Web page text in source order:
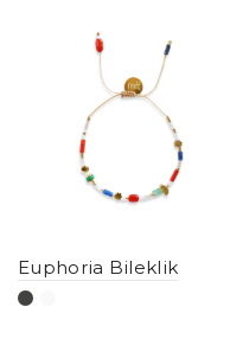
Euphoria Bileklik